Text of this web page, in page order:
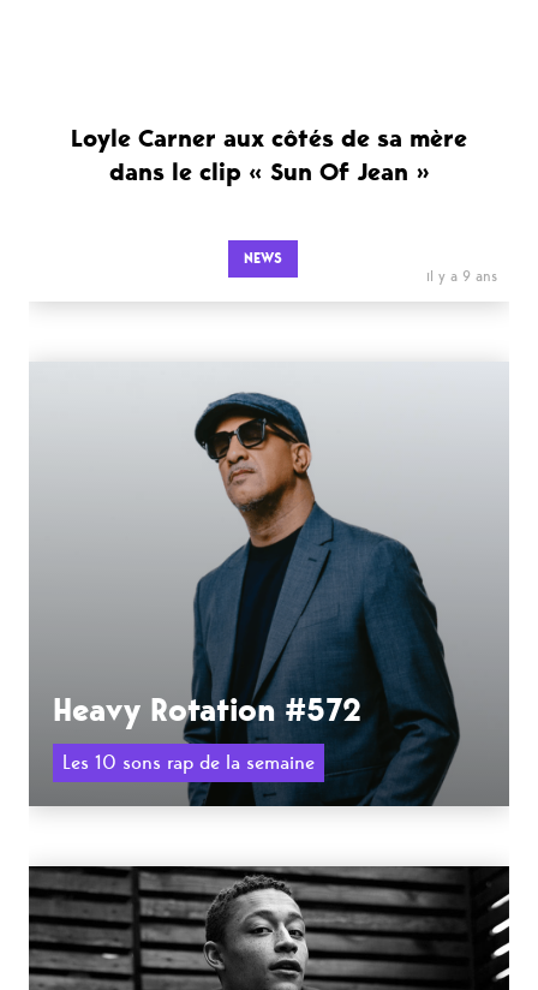
Loyle Carner aux côtés de sa mère
dans le clip « Sun Of Jean »
NEWS
il y a 9 ans
Heavy Rotation #572
Les 10 sons rap de la semaine